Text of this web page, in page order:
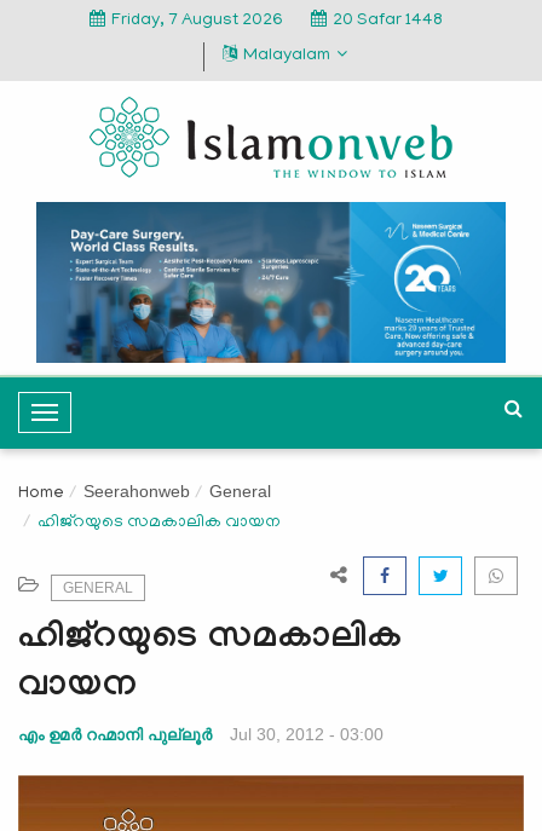
Friday, 7 August 2026
20 Safar 1448
Malayalam
T
o
g
l
a
v
i
a
Home Seerahonweb General
ഹിജ്‌റയുടെ സമകാലിക വായന
GENERAL
ഹിജ്‌റയുടെ സമകാലിക
വായന
എം ഉമര്‍ റഹ്മാനി പുല്ലൂര്‍ Jul 30, 2012 - 03:00